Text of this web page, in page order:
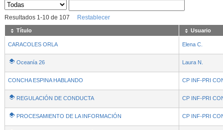
Sus archivos
Resultados 1 -10de 107 Restablecer
Título Usuario
CARACOLES ORLA Elena C.
Oceanía 26 Laura N.
CONCHA ESPINA HABLANDO CP INF-PRI
REGULACIÓN DE CONDUCTA CP INF-PRI
PROCESAMIENTO DE LA INFORMACIÓN CP INF-PRI